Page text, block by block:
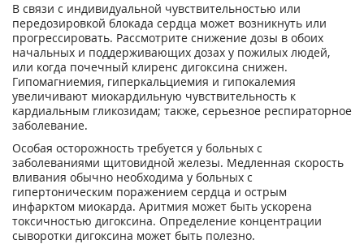
В связи с индивидуальной чувствительностью или
передозировкой блокада сердца может возникнуть или
прогрессировать. Рассмотрите снижение дозы в обоих
начальных и поддерживающих дозах у пожилых людей,
или когда почечный клиренс дигоксина снижен.
Гипомагниемия, гиперкальциемия и гипокалемия
увеличивают миокардильную чувствительность к
кардиальным гликозидам; также, серьезное респираторное
заболевание.
Особая осторожность требуется у больных с
заболеваниями щитовидной железы. Медленная скорость
вливания обычно необходима у больных с
гипертоническим поражением сердца и острым
инфарктом миокарда. Аритмия может быть ускорена
токсичностью дигоксина. Определение концентрации
сыворотки дигоксина может быть полезно.